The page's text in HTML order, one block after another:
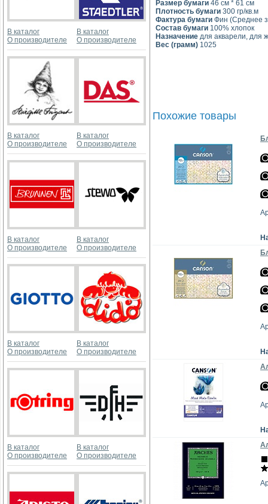
В каталог
О производителе
В каталог
О производителе
В каталог
О производителе
В каталог
О производителе
В каталог
О производителе
В каталог
О производителе
В каталог
О производителе
В каталог
О производителе
В каталог
О производителе
В каталог
О производителе
Размер бумаги 46 см * 61 см
Плотность бумаги 300 гр/кв.м
Фактура бумаги Фин (Среднее
Состав бумаги 100% хлопок
Назначение для акварели, для
Вес (грамм) 1025
Похожие товары